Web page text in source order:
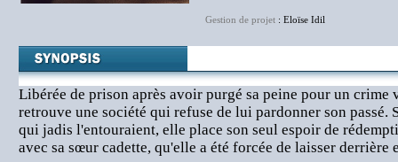
Gestion de projet : Eloïse Idil
Libérée de prison après avoir purgé sa peine pour un crime
retrouve une société qui refuse de lui pardonner son passé.
qui jadis l'entouraient, elle place son seul espoir de
avec sa sœur cadette, qu'elle a été forcée de laisser derrière